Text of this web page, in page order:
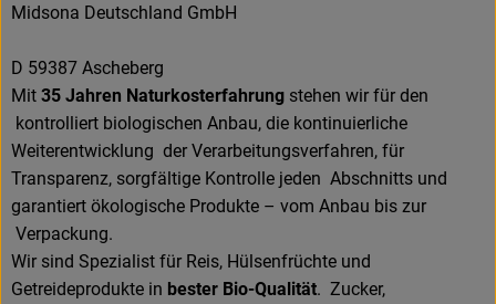
Midsona Deutschland GmbH
D 59387 Ascheberg
Mit 35 Jahren Naturkosterfahrung stehen wir für den
kontrolliert biologischen Anbau, die kontinuierliche
Weiterentwicklung der Verarbeitungsverfahren, für
Transparenz, sorgfältige Kontrolle jeden Abschnitts und
garantiert ökologische Produkte – vom Anbau bis zur
Verpackung.
Wir sind Spezialist für Reis, Hülsenfrüchte und
Getreideprodukte in bester Bio-Qualität. Zucker,